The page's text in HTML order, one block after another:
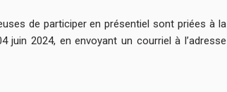
de participer en présentiel sont priées à la
2024, en envoyant un courriel à l’adresse